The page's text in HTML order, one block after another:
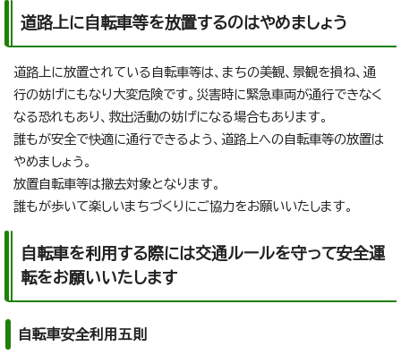
道路上に自転車等を放置するのはやめましょう
道路上に放置されている自転車等は、まちの美観、景観を損ね、通
行の妨げにもなり大変危険です。災害時に緊急車両が通行できなく
なる恐れもあり、救出活動の妨げになる場合もあります。
誰もが安全で快適に通行できるよう、道路上への自転車等の放置は
やめましょう。
放置自転車等は撤去対象となります。
誰もが歩いて楽しいまちづくりにご協力をお願いいたします。
自転車を利用する際には交通ルールを守って安全運
転をお願いいたします
自転車安全利用五則